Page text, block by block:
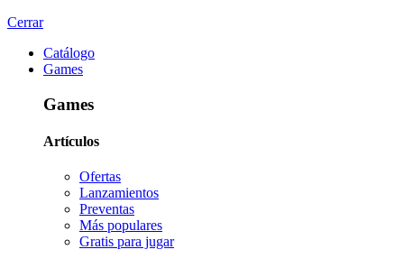
Cerrar
Catálogo
Games
Games
Artículos
Ofertas
Lanzamientos
Preventas
Más populares
Gratis para jugar